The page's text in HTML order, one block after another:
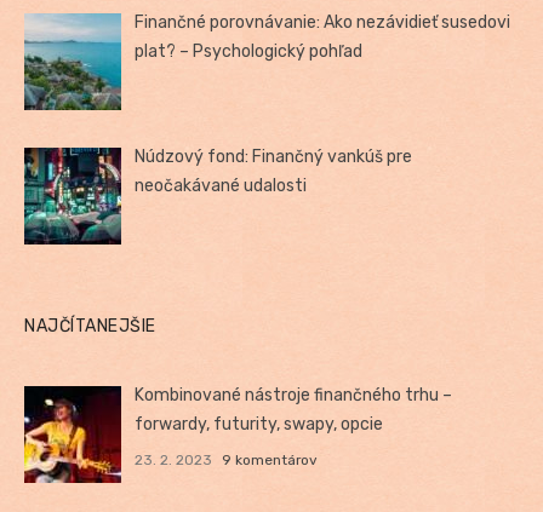
Finančné porovnávanie: Ako nezávidieť susedovi
plat? – Psychologický pohľad
Núdzový fond: Finančný vankúš pre
neočakávané udalosti
NAJČÍTANEJŠIE
Kombinované nástroje finančného trhu –
forwardy, futurity, swapy, opcie
23. 2. 2023 9 komentárov